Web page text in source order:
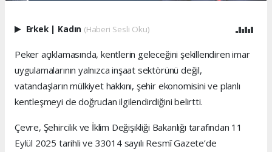
Erkek Kadın (Haberi Sesli Oku)
Peker açıklamasında, kentlerin geleceğini şekillendiren imar
uygulamalarının yalnızca inşaat sektörünü değil,
vatandaşların mülkiyet hakkını, şehir ekonomisini ve planlı
kentleşmeyi de doğrudan ilgilendirdiğini belirtti.
Çevre, Şehircilik ve İklim Değişikliği Bakanlığı tarafından 11
Eylül 2025 tarihli ve 33014 sayılı Resmî Gazete’de